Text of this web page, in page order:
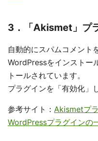
3．「Akismet」プ
自動的にスパムコメント
WordPressをインストー
トールされています。
プラグインを「有効化」
参考サイト： Akismetプ
WordPressプラグインの